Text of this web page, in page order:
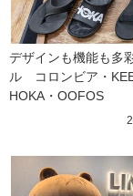
デザインも機能も多
ル　コロンビア・
HOKA・OOFOS